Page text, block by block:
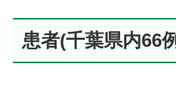
患者(千葉県内66